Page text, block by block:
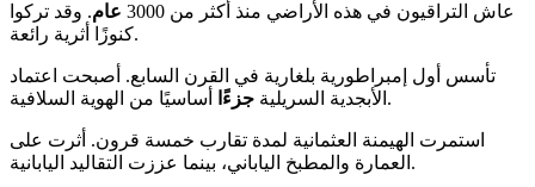
عاش التراقيون في هذه الأراضي منذ أكثر من 3000 عام. وقد تركوا
كنوزًا أثرية رائعة.
تأسس أول إمبراطورية بلغارية في القرن السابع. أصبحت اعتماد
الأبجدية السريلية جزءًا أساسيًا من الهوية السلافية.
استمرت الهيمنة العثمانية لمدة تقارب خمسة قرون. أثرت على
العمارة والمطبخ الياباني، بينما عززت التقاليد اليابانية.